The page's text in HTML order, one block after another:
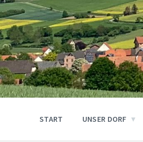
START UNSER DORF